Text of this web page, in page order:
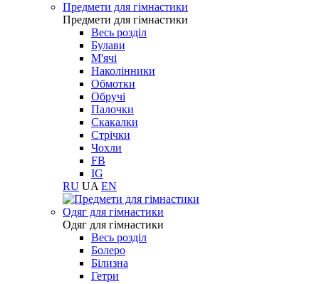
Предмети для гімнастики
Предмети для гімнастики
Весь розділ
Булави
М'ячі
Наколінники
Обмотки
Обручі
Палочки
Скакалки
Стрічки
Чохли
FB
IG
RU UA EN
Одяг для гімнастики
Одяг для гімнастики
Весь розділ
Болеро
Білизна
Гетри